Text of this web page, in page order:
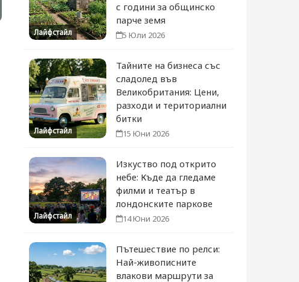
Лайфстайл
с години за общинско
парче земя
5 Юли 2026
Лайфстайл
Тайните на бизнеса със
сладолед във
Великобритания: Цени,
разходи и териториални
битки
15 Юни 2026
Лайфстайл
Изкуство под открито
небе: Къде да гледаме
филми и театър в
лондонските паркове
14 Юни 2026
Пътешествие по релси:
Най-живописните
влакови маршрути за